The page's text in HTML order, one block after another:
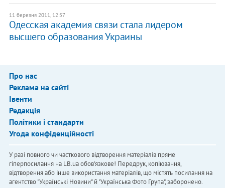
11 березня 2011, 12:57
Одесская академия связи стала лидером
высшего образования Украины
Про нас
Реклама на сайті
Івенти
Редакція
Політики і стандарти
Угода конфіденційності
У разі повного чи часткового відтворення матеріалів пряме
гіперпосилання на LB.ua обов'язкове! Передрук, копіювання,
відтворення або інше використання матеріалів, що містять посилання на
агентство "Українськi Новини" й "Українська Фото Група", заборонено.